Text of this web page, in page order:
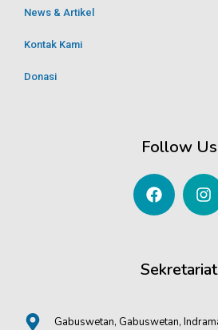
News & Artikel
Kontak Kami
Donasi
Follow Us
Sekretariat
Gabuswetan, Gabuswetan,